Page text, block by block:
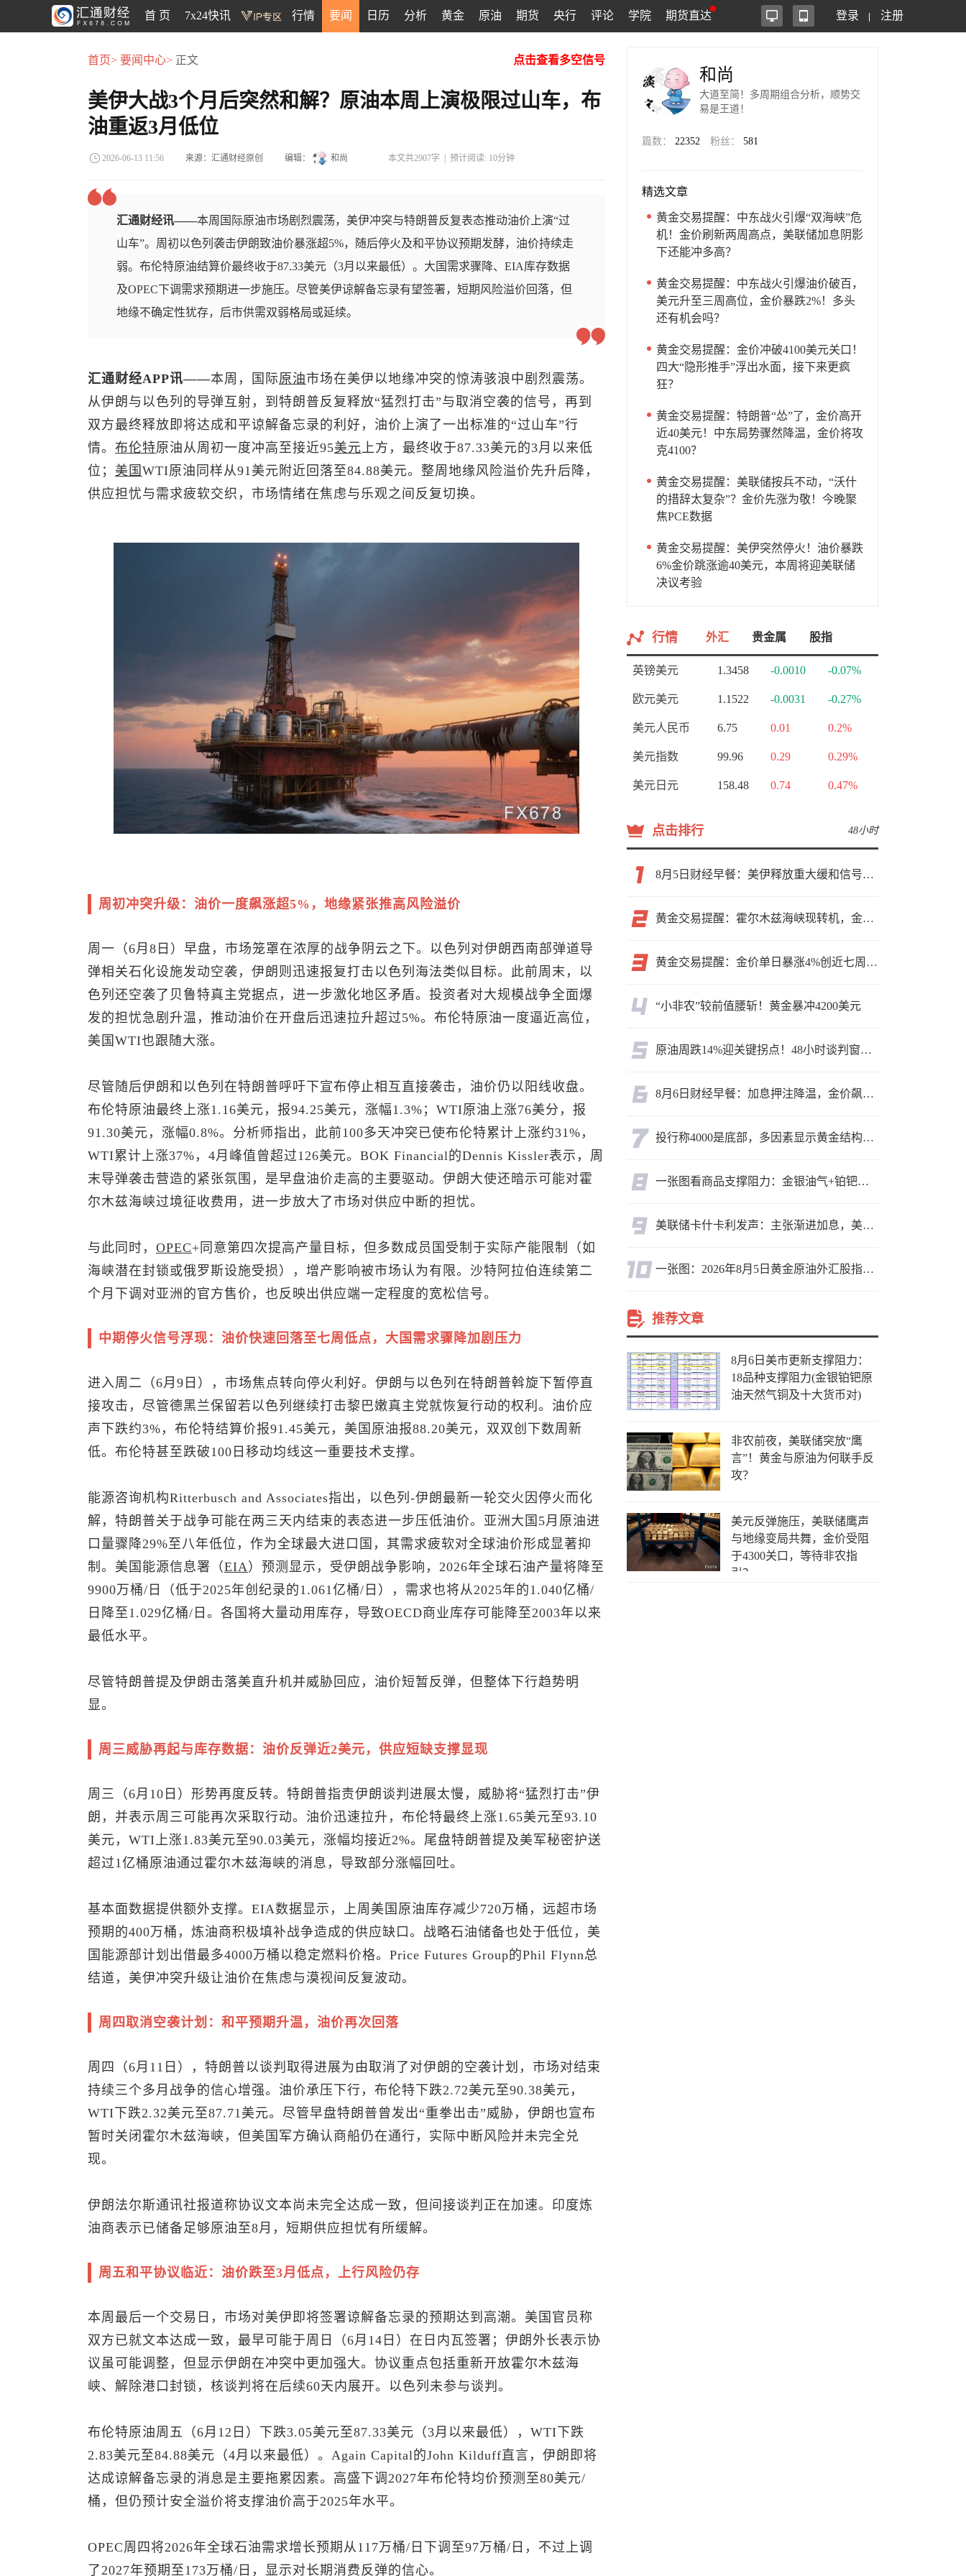
首 页 7x24快讯 行情 要闻 日历 分析 黄金 原油 期货 央行 评论 学院 期货直达 登录 注册
首页> 要闻中心> 正文 点击查看多空信号
美伊大战3个月后突然和解？原油本周上演极限过山车，布
油重返3月低位
2026-06-13 11:56 来源：汇通财经原创 编辑： 和尚 本文共2907字 | 预计阅读: 10分钟
汇通财经讯——本周国际原油市场剧烈震荡，美伊冲突与特朗普反复表态推动油价上演“过
山车”。周初以色列袭击伊朗致油价暴涨超5%，随后停火及和平协议预期发酵，油价持续走
弱。布伦特原油结算价最终收于87.33美元（3月以来最低）。大国需求骤降、EIA库存数据
及OPEC下调需求预期进一步施压。尽管美伊谅解备忘录有望签署，短期风险溢价回落，但
地缘不确定性犹存，后市供需双弱格局或延续。
汇通财经APP讯——本周，国际原油市场在美伊以地缘冲突的惊涛骇浪中剧烈震荡。
从伊朗与以色列的导弹互射，到特朗普反复释放“猛烈打击”与取消空袭的信号，再到
双方最终释放即将达成和平谅解备忘录的利好，油价上演了一出标准的“过山车”行
情。 布伦特原油从周初一度冲高至接近95美元上方，最终收于87.33美元的3月以来低
位； 美国 WTI原油同样从91美元附近回落至84.88美元。整周地缘风险溢价先升后降，
供应担忧与需求疲软交织，市场情绪在焦虑与乐观之间反复切换。
周初冲突升级：油价一度飙涨超5%，地缘紧张推高风险溢价
周一（6月8日）早盘，市场笼罩在浓厚的战争阴云之下。以色列对伊朗西南部弹道导
弹相关石化设施发动空袭，伊朗则迅速报复打击以色列海法类似目标。此前周末，以
色列还空袭了贝鲁特真主党据点，进一步激化地区矛盾。投资者对大规模战争全面爆
发的担忧急剧升温，推动油价在开盘后迅速拉升超过5%。 布伦特原油一度逼近高位，
美国WTI也跟随大涨。
尽管随后伊朗和以色列在特朗普呼吁下宣布停止相互直接袭击，油价仍以阳线收盘。
布伦特原油最终上涨1.16美元，报94.25美元，涨幅1.3%；WTI原油上涨76美分，报
91.30美元，涨幅0.8%。分析师指出，此前100多天冲突已使布伦特累计上涨约31%，
WTI累计上涨37%，4月峰值曾超过126美元。BOK Financial的Dennis Kissler表示，周
末导弹袭击营造的紧张氛围，是早盘油价走高的主要驱动。伊朗大使还暗示可能对霍
尔木兹海峡过境征收费用，进一步放大了市场对供应中断的担忧。
与此同时， OPEC+同意第四次提高产量目标，但多数成员国受制于实际产能限制（如
海峡潜在封锁或俄罗斯设施受损），增产影响被市场认为有限。沙特阿拉伯连续第二
个月下调对亚洲的官方售价，也反映出供应端一定程度的宽松信号。
中期停火信号浮现：油价快速回落至七周低点，大国需求骤降加剧压力
进入周二（6月9日），市场焦点转向停火利好。伊朗与以色列在特朗普斡旋下暂停直
接攻击，尽管德黑兰保留若以色列继续打击黎巴嫩真主党就恢复行动的权利。油价应
声下跌约3%，布伦特结算价报91.45美元，美国原油报88.20美元，双双创下数周新
低。布伦特甚至跌破100日移动均线这一重要技术支撑。
能源咨询机构Ritterbusch and Associates指出，以色列-伊朗最新一轮交火因停火而化
解，特朗普关于战争可能在两三天内结束的表态进一步压低油价。亚洲大国5月原油进
口量骤降29%至八年低位，作为全球最大进口国，其需求疲软对全球油价形成显著抑
制。美国能源信息署（EIA）预测显示，受伊朗战争影响，2026年全球石油产量将降至
9900万桶/日（低于2025年创纪录的1.061亿桶/日），需求也将从2025年的1.040亿桶/
日降至1.029亿桶/日。各国将大量动用库存，导致OECD商业库存可能降至2003年以来
最低水平。
尽管特朗普提及伊朗击落美直升机并威胁回应，油价短暂反弹，但整体下行趋势明
显。
周三威胁再起与库存数据：油价反弹近2美元，供应短缺支撑显现
周三（6月10日）形势再度反转。特朗普指责伊朗谈判进展太慢，威胁将“猛烈打击”伊
朗，并表示周三可能再次采取行动。油价迅速拉升，布伦特最终上涨1.65美元至93.10
美元，WTI上涨1.83美元至90.03美元，涨幅均接近2%。尾盘特朗普提及美军秘密护送
超过1亿桶原油通过霍尔木兹海峡的消息，导致部分涨幅回吐。
基本面数据提供额外支撑。EIA数据显示，上周美国原油库存减少720万桶，远超市场
预期的400万桶，炼油商积极填补战争造成的供应缺口。战略石油储备也处于低位，美
国能源部计划出借最多4000万桶以稳定燃料价格。Price Futures Group的Phil Flynn总
结道，美伊冲突升级让油价在焦虑与漠视间反复波动。
周四取消空袭计划：和平预期升温，油价再次回落
周四（6月11日），特朗普以谈判取得进展为由取消了对伊朗的空袭计划，市场对结束
持续三个多月战争的信心增强。油价承压下行，布伦特下跌2.72美元至90.38美元，
WTI下跌2.32美元至87.71美元。尽管早盘特朗普曾发出“重拳出击”威胁，伊朗也宣布
暂时关闭霍尔木兹海峡，但美国军方确认商船仍在通行，实际中断风险并未完全兑
现。
伊朗法尔斯通讯社报道称协议文本尚未完全达成一致，但间接谈判正在加速。印度炼
油商表示已储备足够原油至8月，短期供应担忧有所缓解。
周五和平协议临近：油价跌至3月低点，上行风险仍存
本周最后一个交易日，市场对美伊即将签署谅解备忘录的预期达到高潮。美国官员称
双方已就文本达成一致，最早可能于周日（6月14日）在日内瓦签署；伊朗外长表示协
议虽可能调整，但显示伊朗在冲突中更加强大。协议重点包括重新开放霍尔木兹海
峡、解除港口封锁，核谈判将在后续60天内展开。以色列未参与谈判。
布伦特原油周五（6月12日）下跌3.05美元至87.33美元（3月以来最低），WTI下跌
2.83美元至84.88美元（4月以来最低）。Again Capital的John Kilduff直言，伊朗即将
达成谅解备忘录的消息是主要拖累因素。高盛下调2027年布伦特均价预测至80美元/
桶，但仍预计安全溢价将支撑油价高于2025年水平。
OPEC周四将2026年全球石油需求增长预期从117万桶/日下调至97万桶/日，不过上调
了2027年预期至173万桶/日，显示对长期消费反弹的信心。
和尚
大道至简！多周期组合分析，顺势交
易是王道！
篇数： 22352 粉丝： 581
精选文章
黄金交易提醒：中东战火引爆“双海峡”危
机！金价刷新两周高点，美联储加息阴影
下还能冲多高？
黄金交易提醒：中东战火引爆油价破百，
美元升至三周高位，金价暴跌2%！多头
还有机会吗？
黄金交易提醒：金价冲破4100美元关口！
四大“隐形推手”浮出水面，接下来更疯
狂？
黄金交易提醒：特朗普“怂”了，金价高开
近40美元！中东局势骤然降温，金价将攻
克4100？
黄金交易提醒：美联储按兵不动，“沃什
的措辞太复杂”？金价先涨为敬！今晚聚
焦PCE数据
黄金交易提醒：美伊突然停火！油价暴跌
6%金价跳涨逾40美元，本周将迎美联储
决议考验
行情 外汇 贵金属 股指
英镑美元 1.3458 -0.0010 -0.07%
欧元美元 1.1522 -0.0031 -0.27%
美元人民币 6.75 0.01 0.2%
美元指数 99.96 0.29 0.29%
美元日元 158.48 0.74 0.47%
点击排行 48小时
8月5日财经早餐：美伊释放重大缓和信号，现货黄金高位持稳，美油重挫超6%
黄金交易提醒：霍尔木兹海峡现转机，金价小幅反弹，能否借就业数据再上新台阶？
黄金交易提醒：金价单日暴涨4%创近七周新高，加息预期降温叠加霍尔木兹“暂停信号”，牛市重启了？
“小非农”较前值腰斩！黄金暴冲4200美元
原油周跌14%迎关键拐点！48小时谈判窗口，暗藏行情变数
8月6日财经早餐：加息押注降温，金价飙升至近两个月高位，地缘缓和预期，美油75关口拉锯
投行称4000是底部，多因素显示黄金结构性机会显现
一张图看商品支撑阻力：金银油气+铂钯铜农产品期货(2026年8月5日)
美联储卡什卡利发声：主张渐进加息，美联储内部政策分歧
一张图：2026年8月5日黄金原油外汇股指“枢纽点+多空持仓信号”一览
推荐文章
8月6日美市更新支撑阻力：
18品种支撑阻力(金银铂钯原
油天然气铜及十大货币对)
非农前夜，美联储突放“鹰
言”！黄金与原油为何联手反
攻？
美元反弹施压，美联储鹰声
与地缘变局共舞，金价受阻
于4300关口，等待非农指
引？